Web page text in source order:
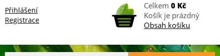
Přihlášení
Registrace
Celkem 0 Kč
Košík je prázdný
Obsah košíku